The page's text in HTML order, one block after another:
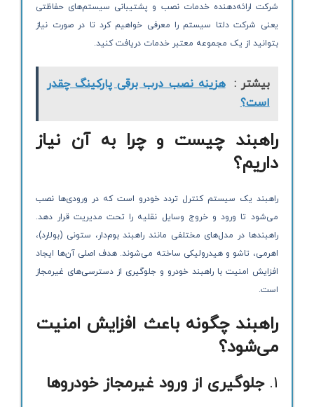
شرکت ارائه‌دهنده خدمات نصب و پشتیبانی سیستم‌های حفاظتی
یعنی شرکت دلتا سیستم را معرفی خواهیم کرد تا در صورت نیاز
بتوانید از یک مجموعه معتبر خدمات دریافت کنید.
بیشتر : هزینه نصب درب برقی پارکینگ چقدر
است؟
راهبند چیست و چرا به آن نیاز
داریم؟
راهبند یک سیستم کنترل تردد خودرو است که در ورودی‌ها نصب
می‌شود تا ورود و خروج وسایل نقلیه را تحت مدیریت قرار دهد.
راهبندها در مدل‌های مختلفی مانند راهبند بوم‌دار، ستونی (بولارد)،
اهرمی، تاشو و هیدرولیکی ساخته می‌شوند. هدف اصلی آن‌ها ایجاد
افزایش امنیت با راهبند خودرو و جلوگیری از دسترسی‌های غیرمجاز
است.
راهبند چگونه باعث افزایش امنیت
می‌شود؟
1. جلوگیری از ورود غیرمجاز خودروها